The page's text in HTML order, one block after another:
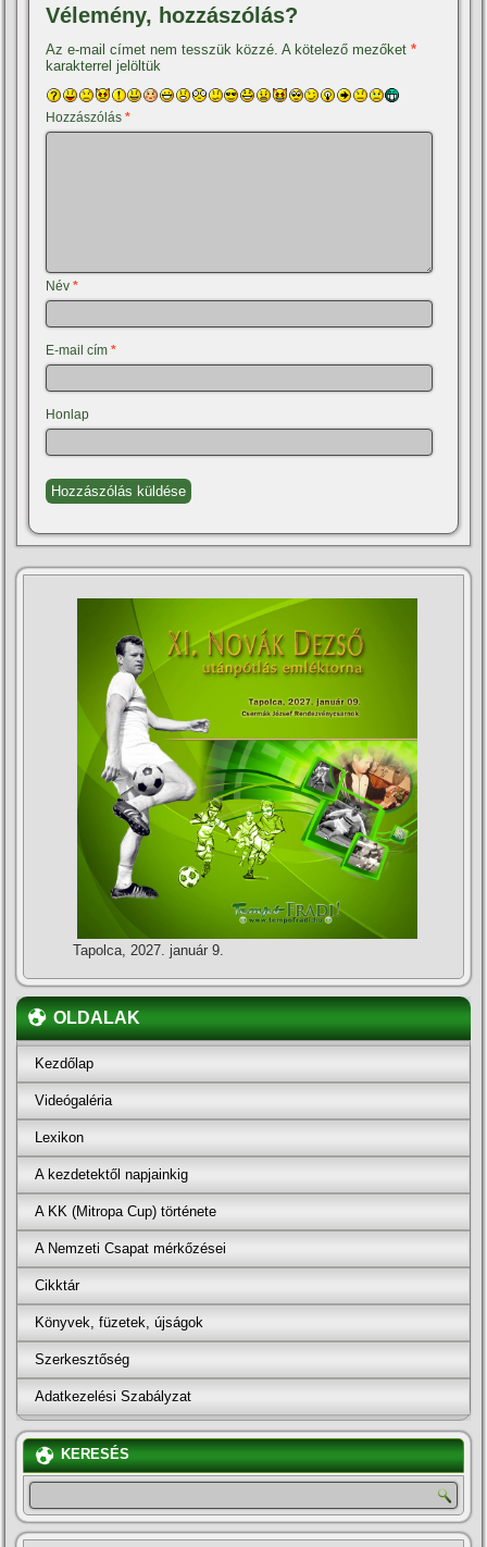
Vélemény, hozzászólás?
Az e-mail címet nem tesszük közzé. A kötelező mezőket*
karakterrel jelöltük
Hozzászólás*
Név*
E-mail cím*
Honlap
Tapolca, 2027. január 9.
OLDALAK
Kezdőlap
Videógaléria
Lexikon
A kezdetektől napjainkig
A KK (Mitropa Cup) története
A Nemzeti Csapat mérkőzései
Cikktár
Könyvek, füzetek, újságok
Szerkesztőség
Adatkezelési Szabályzat
KERESÉS